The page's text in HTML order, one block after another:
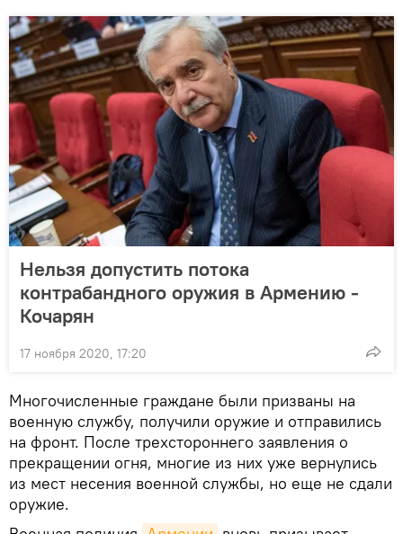
Нельзя допустить потока
контрабандного оружия в Армению -
Кочарян
17 ноября 2020, 17:20
Многочисленные граждане были призваны на
военную службу, получили оружие и отправились
на фронт. После трехстороннего заявления о
прекращении огня, многие из них уже вернулись
из мест несения военной службы, но еще не сдали
оружие.